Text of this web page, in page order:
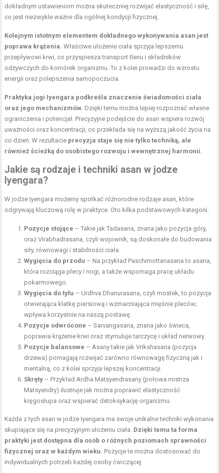
dokładnym ustawieniom można skuteczniej rozwijać elastyczność i siłę,
co jest niezwykle ważne dla ogólnej kondycji fizycznej.
Kolejnym istotnym elementem dokładnego wykonywania asan jest
poprawa krążenia. Właściwe ułożenie ciała sprzyja lepszemu
przepływowi krwi, co przyspiesza transport tlenu i składników
odżywczych do komórek organizmu. To z kolei prowadzi do wzrostu
energii oraz polepszenia samopoczucia.
Praktyka jogi Iyengara podkreśla znaczenie świadomości ciała
oraz jego mechanizmów. Dzięki temu można lepiej rozpoznać własne
ograniczenia i potencjał. Precyzyjne podejście do asan wspiera rozwój
uważności oraz koncentracji, co przekłada się na wyższą jakość życia na
co dzień. W rezultacie precyzja staje się nie tylko techniką, ale
również ścieżką do osobistego rozwoju i wewnętrznej harmonii.
Jakie są rodzaje i techniki asan w jodze
Iyengara?
W jodze Iyengara możemy spotkać różnorodne rodzaje asan, które
odgrywają kluczową rolę w praktyce. Oto kilka podstawowych kategorii:
Pozycje stojące – Takie jak Tadasana, znana jako pozycja góry,
oraz Virabhadrasana, czyli wojownik, są doskonałe do budowania
siły, równowagi i stabilności ciała.
Wygięcia do przodu – Na przykład Paschimottanasana to asana,
która rozciąga plecy i nogi, a także wspomaga pracę układu
pokarmowego.
Wygięcia do tyłu – Urdhva Dhanurasana, czyli mostek, to pozycja
otwierająca klatkę piersiową i wzmacniająca mięśnie pleców;
wpływa korzystnie na naszą postawę.
Pozycje odwrócone – Sarvangasana, znana jako świeca,
poprawia krążenie krwi oraz stymuluje tarczycę i układ nerwowy.
Pozycje balansowe – Asany takie jak Vrikshasana (pozycja
drzewa) pomagają rozwijać zarówno równowagę fizyczną jak i
mentalną, co z kolei sprzyja lepszej koncentracji.
Skręty – Przykład Ardha Matsyendrasany (połowa mistrza
Matsyendry) ilustruje jak można poprawić elastyczność
kręgosłupa oraz wspierać detoksykację organizmu.
Każda z tych asan w jodze Iyengara ma swoje unikalne techniki wykonania
skupiające się na precyzyjnym ułożeniu ciała. Dzięki temu ta forma
praktyki jest dostępna dla osób o różnych poziomach sprawności
fizycznej oraz w każdym wieku. Pozycje te można dostosować do
indywidualnych potrzeb każdej osoby ćwiczącej.